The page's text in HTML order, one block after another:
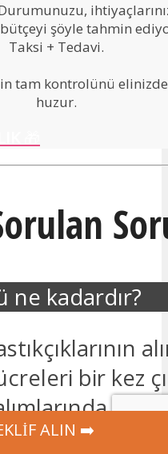
şöyle tahmin
Taksi + Tedavi.
tam kontrolünü
huzur.
ne kadardır?
bir kez
bile
ALIN ➡️